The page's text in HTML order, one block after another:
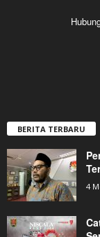
BERITA TERBARU
4